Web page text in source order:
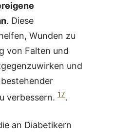
. Diese
Wunden zu
von Falten und
und
verbessern. 17.
an Diabetikern